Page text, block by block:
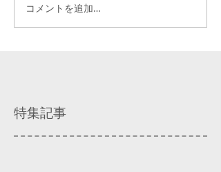
コメントを追加…
特集記事